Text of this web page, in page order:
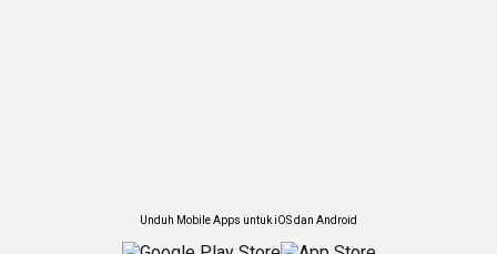
Unduh Mobile Apps untuk iOS dan Android